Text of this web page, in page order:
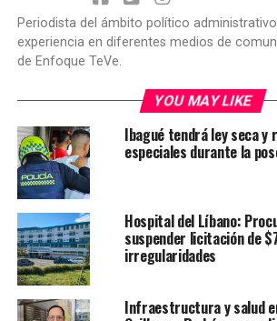
Periodista del ámbito político
experiencia en diferentes medios de
de Enfoque TeVe.
YOU MAY LIKE
Ibagué tendrá ley seca
especiales durante la
Hospital del Líbano:
suspender licitación de
irregularidades
Infraestructura y salud